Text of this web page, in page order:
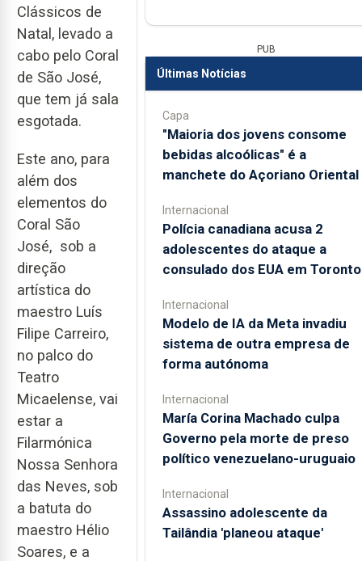
Clássicos de
Natal, levado a
cabo pelo Coral
de São José,
que tem já sala
esgotada.
Este ano, para
além dos
elementos do
Coral São
José, sob a
direção
artística do
maestro Luís
Filipe Carreiro,
no palco do
Teatro
Micaelense, vai
estar a
Filarmónica
Nossa Senhora
das Neves, sob
a batuta do
maestro Hélio
Soares, e a
PUB
Últimas Notícias
Capa
"Maioria dos jovens consome
bebidas alcoólicas" é a
manchete do Açoriano Oriental
Internacional
Polícia canadiana acusa 2
adolescentes do ataque a
consulado dos EUA em Toronto
Internacional
Modelo de IA da Meta invadiu
sistema de outra empresa de
forma autónoma
Internacional
María Corina Machado culpa
Governo pela morte de preso
político venezuelano-uruguaio
Internacional
Assassino adolescente da
Tailândia 'planeou ataque'